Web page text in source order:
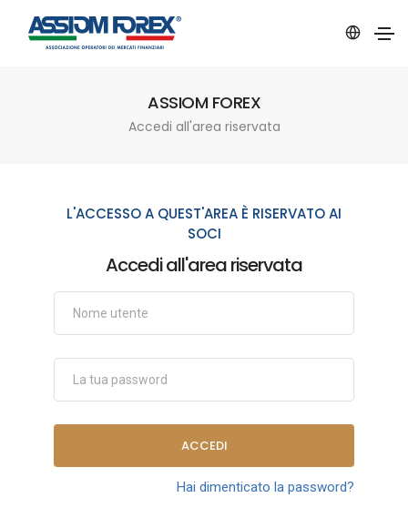
ASSIOM FOREX
Accedi all'area riservata
L'ACCESSO A QUEST'AREA È RISERVATO AI
SOCI
Accedi all'area riservata
ACCEDI
Hai dimenticato la password?